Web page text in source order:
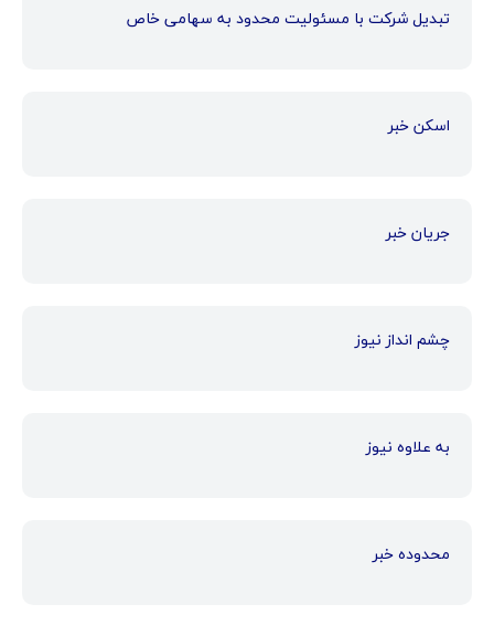
تبدیل شرکت با مسئولیت محدود به سهامی خاص
اسکن خبر
جریان خبر
چشم انداز نیوز
به علاوه نیوز
محدوده خبر